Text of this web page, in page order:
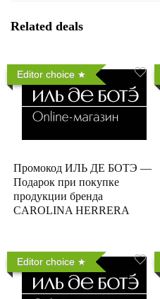
Related deals
Editor choice
Промокод ИЛЬ ДЕ БОТЭ —
Подарок при покупке
продукции бренда
CAROLINA HERRERA
Editor choice